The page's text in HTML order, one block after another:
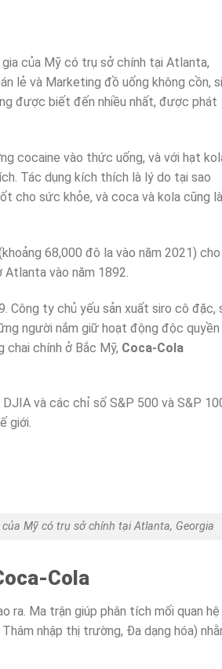
của Mỹ có trụ sở chính tại Atlanta,
lẻ và Marketing đồ uống không cồn,
được biết đến nhiều nhất, được phát
cocaine vào thức uống, và với hạt
Tác dụng kích thích là lý do tại sao
cho sức khỏe, và coca và kola cũng là
68,000 đô la vào năm 2021) cho
Atlanta vào năm 1892.
Công ty chủ yếu sản xuất siro cô đặc,
người nắm giữ hoạt động độc quyền
chai chính ở Bắc Mỹ, Coca-Cola
và các chỉ số S&P 500 và S&P
giới.
Mỹ có trụ sở chính tại Atlanta, Georgia
Cola
ra. Ma trận giúp phân tích mối quan hệ
nhập thị trường, Đa dạng hóa)